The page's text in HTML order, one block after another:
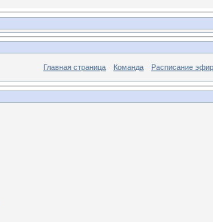
Главная страница Команда Расписание